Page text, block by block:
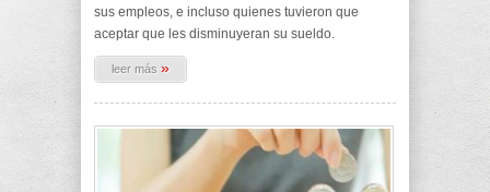
sus empleos, e incluso quienes tuvieron que
aceptar que les disminuyeran su sueldo.
leer más »